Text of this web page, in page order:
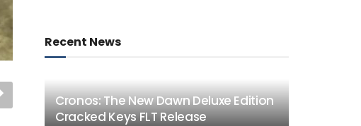
Recent News
Cronos: The New Dawn Deluxe Edition
Cracked Keys FLT Release